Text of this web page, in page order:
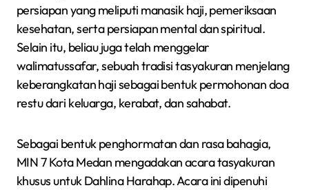
persiapan yang meliputi manasik haji, pemeriksaan
kesehatan, serta persiapan mental dan spiritual.
Selain itu, beliau juga telah menggelar
walimatussafar, sebuah tradisi tasyakuran menjelang
keberangkatan haji sebagai bentuk permohonan doa
restu dari keluarga, kerabat, dan sahabat.
Sebagai bentuk penghormatan dan rasa bahagia,
MIN 7 Kota Medan mengadakan acara tasyakuran
khusus untuk Dahlina Harahap. Acara ini dipenuhi